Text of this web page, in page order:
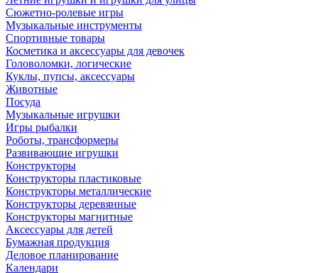
Сюжетно-ролевые игры
Музыкальные инструменты
Спортивные товары
Косметика и аксессуары для девочек
Головоломки, логические
Куклы, пупсы, аксессуары
Животные
Посуда
Музыкальные игрушки
Игры рыбалки
Роботы, трансформеры
Развивающие игрушки
Конструкторы
Конструкторы пластиковые
Конструкторы металлические
Конструкторы деревянные
Конструкторы магнитные
Аксессуары для детей
Бумажная продукция
Деловое планирование
Календари